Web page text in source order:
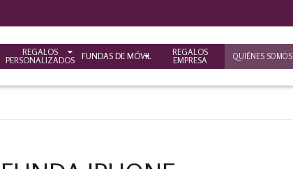
REGALOS
PERSONALIZADOS
FUNDAS DE MÓVIL
REGALOS
EMPRESA
QUIÉNES SOMOS